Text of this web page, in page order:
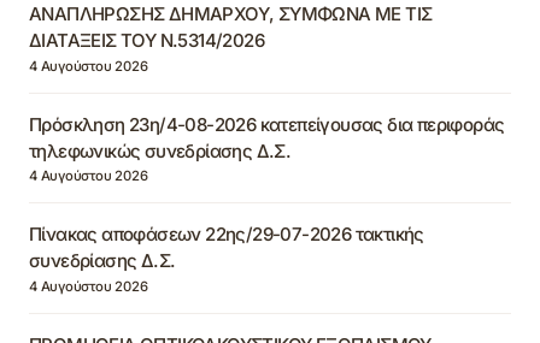
ΑΝΑΠΛΗΡΩΣΗΣ ΔΗΜΑΡΧΟΥ, ΣΥΜΦΩΝΑ ΜΕ ΤΙΣ
ΔΙΑΤΑΞΕΙΣ ΤΟΥ Ν.5314/2026
4 Αυγούστου 2026
Πρόσκληση 23η/4-08-2026 κατεπείγουσας δια περιφοράς
τηλεφωνικώς συνεδρίασης Δ.Σ.
4 Αυγούστου 2026
Πίνακας αποφάσεων 22ης/29-07-2026 τακτικής
συνεδρίασης Δ.Σ.
4 Αυγούστου 2026